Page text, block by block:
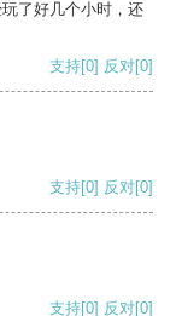
了好几个小时，还
支持[0] 反对[0]
支持[0] 反对[0]
支持[0] 反对[0]